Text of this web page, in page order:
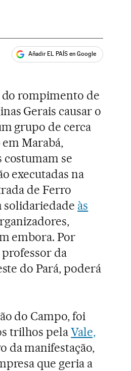
Añadir EL PAÍS en Google
do rompimento de
Gerais causar o
grupo de cerca
Marabá,
se
executadas na
de Ferro
solidariedade às
embora. Por
da
do Pará, poderá
do Campo, foi
trilhos pelaVale,
da manifestação,
que geria a